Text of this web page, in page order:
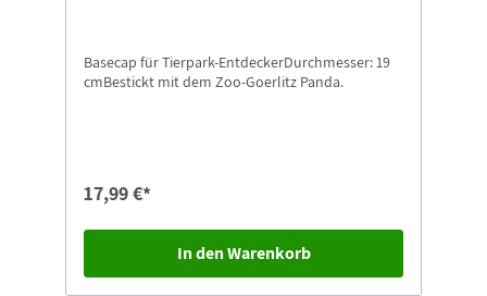
Basecap für Tierpark-EntdeckerDurchmesser: 19
cmBestickt mit dem Zoo-Goerlitz Panda.
17,99 €*
In den Warenkorb